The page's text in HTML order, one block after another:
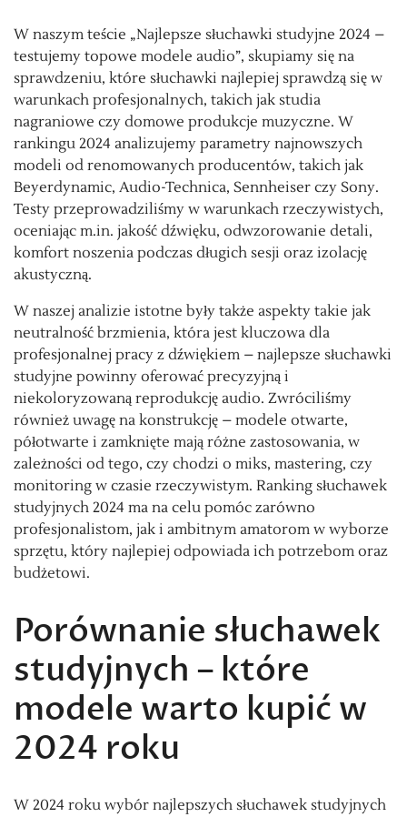
W naszym teście „Najlepsze słuchawki studyjne 2024 –
testujemy topowe modele audio”, skupiamy się na
sprawdzeniu, które słuchawki najlepiej sprawdzą się w
warunkach profesjonalnych, takich jak studia
nagraniowe czy domowe produkcje muzyczne. W
rankingu 2024 analizujemy parametry najnowszych
modeli od renomowanych producentów, takich jak
Beyerdynamic, Audio-Technica, Sennheiser czy Sony.
Testy przeprowadziliśmy w warunkach rzeczywistych,
oceniając m.in. jakość dźwięku, odwzorowanie detali,
komfort noszenia podczas długich sesji oraz izolację
akustyczną.
W naszej analizie istotne były także aspekty takie jak
neutralność brzmienia, która jest kluczowa dla
profesjonalnej pracy z dźwiękiem – najlepsze słuchawki
studyjne powinny oferować precyzyjną i
niekoloryzowaną reprodukcję audio. Zwróciliśmy
również uwagę na konstrukcję – modele otwarte,
półotwarte i zamknięte mają różne zastosowania, w
zależności od tego, czy chodzi o miks, mastering, czy
monitoring w czasie rzeczywistym. Ranking słuchawek
studyjnych 2024 ma na celu pomóc zarówno
profesjonalistom, jak i ambitnym amatorom w wyborze
sprzętu, który najlepiej odpowiada ich potrzebom oraz
budżetowi.
Porównanie słuchawek
studyjnych – które
modele warto kupić w
2024 roku
W 2024 roku wybór najlepszych słuchawek studyjnych